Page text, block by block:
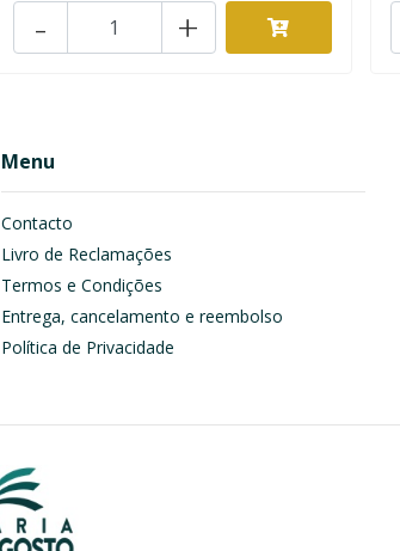
+
-
Menu
Contacto
Livro de Reclamações
Termos e Condições
Entrega, cancelamento e reembolso
Política de Privacidade